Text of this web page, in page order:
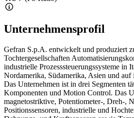
Unternehmensprofil
Gefran S.p.A. entwickelt und produziert
Tochtergesellschaften
industrielle Prozesssteuerungssysteme in
Nordamerika, Südamerika, Asien und auf
Das Unternehmen ist in drei Segmenten
Komponenten und Motion Control. Das
magnetostriktive, Potentiometer-, Dreh-,
Positionssensoren, industrielle und